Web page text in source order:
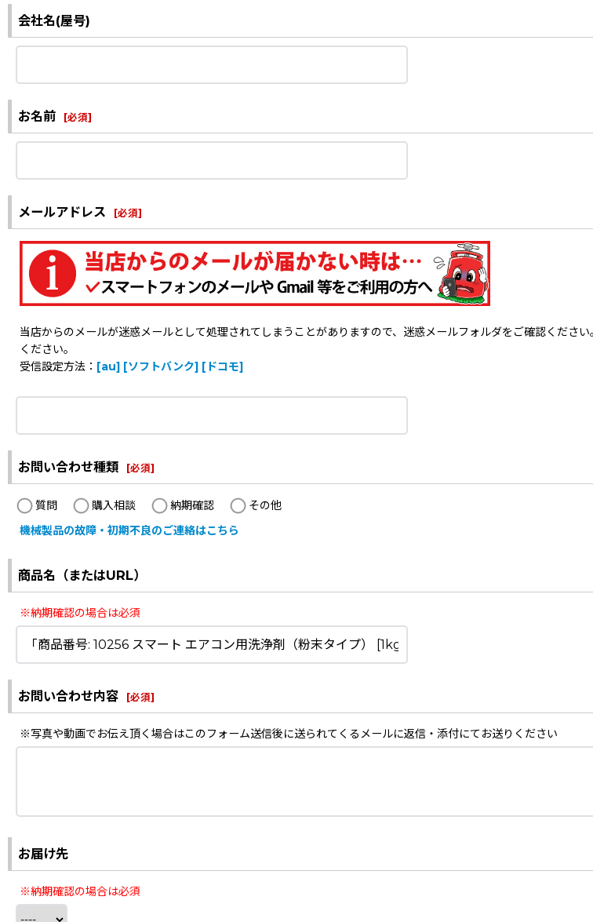
会社名(屋号)
お名前 [必須]
メールアドレス [必須]
当店からのメールが迷惑メールとして処理されてしまうことがありますので、迷惑メールフォルダをご確認くだ
ください。
受信設定方法： [au] [ソフトバンク] [ドコモ]
お問い合わせ種類 [必須]
質問 購入相談 納期確認
その他
機械製品の故障・初期不良のご連絡はこちら
商品名（またはURL）
※納期確認の場合は必須
お問い合わせ内容 [必須]
※写真や動画でお伝え頂く場合はこのフォーム送信後に送られてくるメールに返信・添付にてお送りください
お届け先
※納期確認の場合は必須